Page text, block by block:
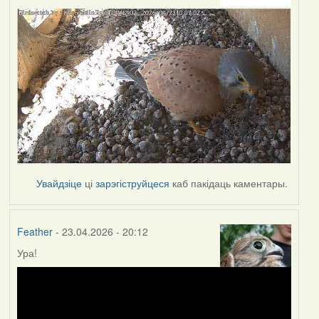
Увайдзіце цізарэгіструйцеся каб пакідаць каментары.
Feather- 23.04.2026 - 20:12
Ура!